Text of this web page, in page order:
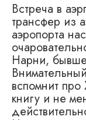
Встреча в
трансфер из
аэропорта
Нарни,
вспомнит
книгу и не